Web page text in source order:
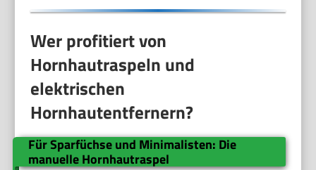
Wer profitiert von
Hornhautraspeln und
elektrischen
Hornhautentfernern?
Für Sparfüchse und Minimalisten: Die
manuelle Hornhautraspel